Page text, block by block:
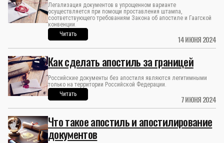
14 ИЮНЯ 2024
Легализация документов в упрощенном варианте
осуществляется при помощи проставления штампа,
соответствующего требованиям Закона об апостиле и Гаагской
конвенции.
Читать
7 ИЮНЯ 2024
Как сделать апостиль за границей
Российские документы без апостиля являются легитимными
только на территории Российской Федерации.
Читать
Что такое апостиль и апостилирование
документов